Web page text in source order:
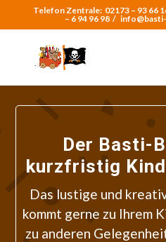
Telefon Zentrale: 02173 – 93 66
– 6 94 96 98 /
Der Basti-
kurzfristig
Das lustige und
kommt gerne zu Ihrem
zu anderen